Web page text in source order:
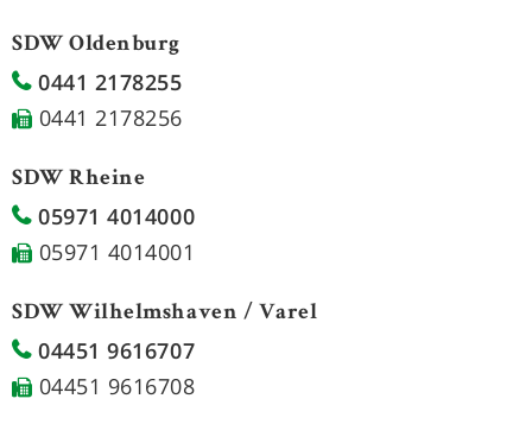
SDW Oldenburg
0441 2178255
0441 2178256
SDW Rheine
05971 4014000
05971 4014001
SDW Wilhelmshaven / Varel
04451 9616707
04451 9616708